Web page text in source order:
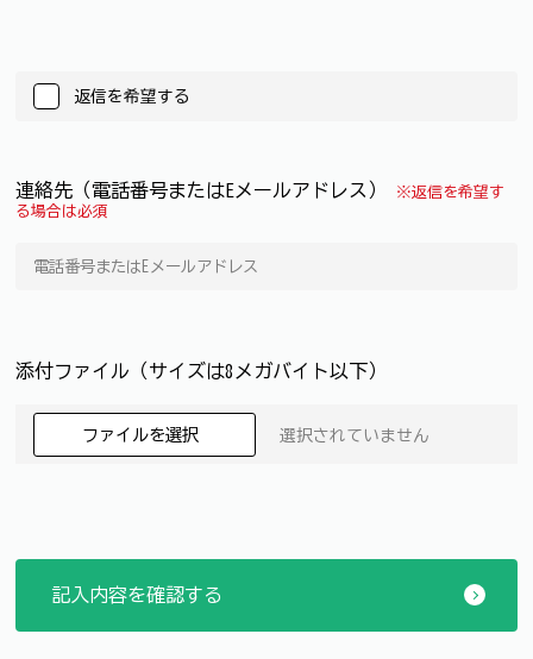
返信を希望する
連絡先（電話番号またはEメールアドレス）
※返信を希望す
る場合は必須
添付ファイル（サイズは8メガバイト以下）
ファイルを選択 選択されていません